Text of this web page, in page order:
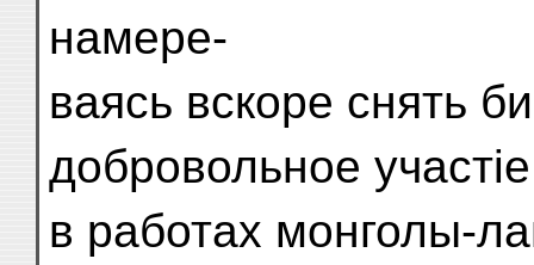
намере-
ваясь вскоре снять
добровольное участіе
в работах монголы-